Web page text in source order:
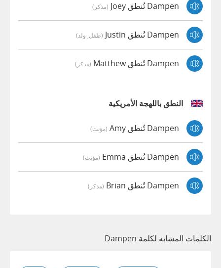
Dampen تُنطق Joey (مذكر)
Dampen تُنطق Justin (طفل, ولد)
Dampen تُنطق Matthew (مذكر)
النطق باللهجة الأمريكية
Dampen تُنطق Amy (مؤنث)
Dampen تُنطق Emma (مؤنث)
Dampen تُنطق Brian (مذكر)
الكلمات المشابه لكلمة Dampen